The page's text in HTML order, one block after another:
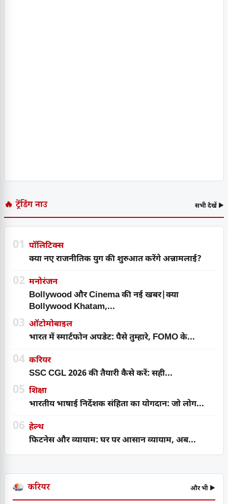
🔥 ट्रेंडिंग नाउ सभी देखें ▶
01 पॉलिटिक्स
क्या नए राजनीतिक युग की शुरुआत करेंगे अन्नामलाई?
02 मनोरंजन
Bollywood और Cinema की नई खबर|क्या
Bollywood Khatam,...
03 ऑटोमोबाइल
भारत में स्मार्टफोन अपडेट: पैसे तुम्हारे, FOMO के...
04 करियर
SSC CGL 2026 की तैयारी कैसे करें: सही...
05 शिक्षा
भारतीय भाषाई निर्देशक संहिता का योगदान: जो लोग...
06 हेल्थ
फिटनेस और व्यायाम: घर पर आसान व्यायाम, अब...
करियर और भी ▶